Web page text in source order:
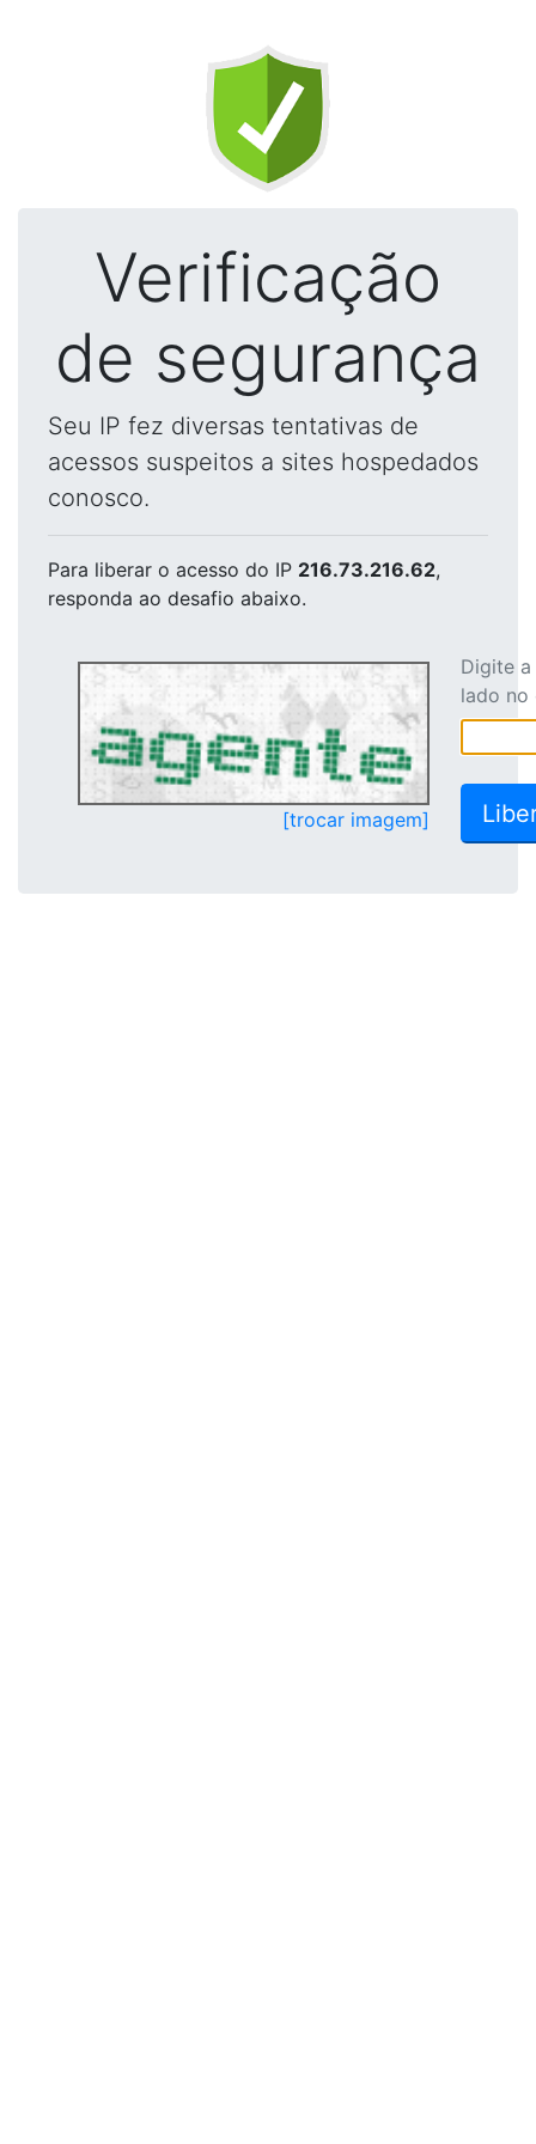
Verificação
de segurança
Seu IP fez diversas tentativas de
acessos suspeitos a sites hospedados
conosco.
Para liberar o acesso do IP 216.73.216.62,
responda ao desafio abaixo.
[trocar imagem]
Digite
lado no